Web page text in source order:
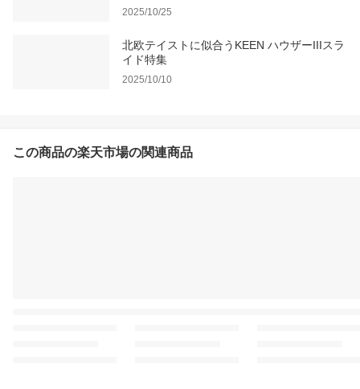
2025/10/25
北欧テイストに似合うKEEN ハウザーIIIスラ
イド特集
2025/10/10
この商品の楽天市場の関連商品